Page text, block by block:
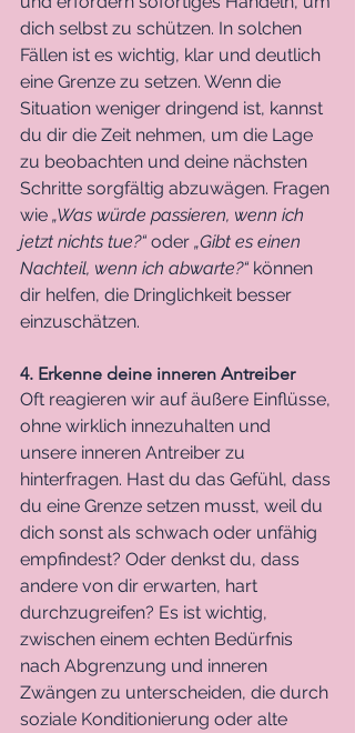
dich selbst zu schützen. In solchen
Fällen ist es wichtig, klar und deutlich
eine Grenze zu setzen. Wenn die
Situation weniger dringend ist, kannst
du dir die Zeit nehmen, um die Lage
zu beobachten und deine nächsten
Schritte sorgfältig abzuwägen. Fragen
wie „Was würde passieren, wenn ich
jetzt nichts tue?“ oder „Gibt es einen
Nachteil, wenn ich abwarte?“ können
dir helfen, die Dringlichkeit besser
einzuschätzen.
4. Erkenne deine inneren Antreiber
Oft reagieren wir auf äußere Einflüsse,
ohne wirklich innezuhalten und
unsere inneren Antreiber zu
hinterfragen. Hast du das Gefühl, dass
du eine Grenze setzen musst, weil du
dich sonst als schwach oder unfähig
empfindest? Oder denkst du, dass
andere von dir erwarten, hart
durchzugreifen? Es ist wichtig,
zwischen einem echten Bedürfnis
nach Abgrenzung und inneren
Zwängen zu unterscheiden, die durch
soziale Konditionierung oder alte